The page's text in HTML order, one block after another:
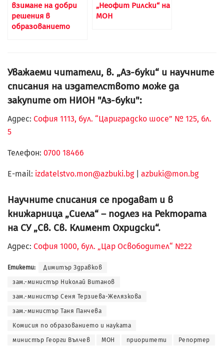
взимане на добри
решения в
образованието
„Неофит Рилски“ на
МОН
Уважаеми читатели, в. „Аз-буки“ и научните
списания на издателството може да
закупите от НИОН "Аз-буки":
Адрес: София 1113, бул. “Цариградско шосе” № 125, бл.
5
Телефон: 0700 18466
Е-mail: izdatelstvo.mon@azbuki.bg| azbuki@mon.bg
Научните списания се продават и в
книжарница „Сиела“ – подлез на Ректората
на СУ „Св. Св. Климент Охридски“.
Адрес: София 1000, бул. „Цар Освободител“ №22
Етикети: Димитър Здравков
зам.-министър Николай Витанов
зам.-министър Сеня Терзиева-Желязкова
зам.-министър Таня Панчева
Комисия по образованието и науката
министър Георги Вълчев МОН приоритети Репортер